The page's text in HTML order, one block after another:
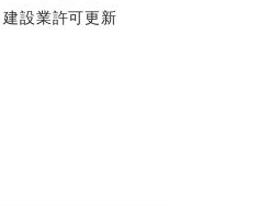
建設業許可更新